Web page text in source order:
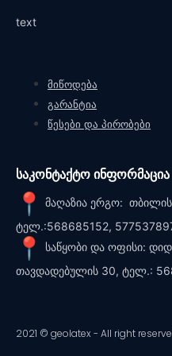
text
მიწოდება
გარანტია
წესები და პირობები
საკონტაქტო ინფორმაცია
მაღაზია ერგო:
ტელ.:568685152,
საწყობი და ოფისი:
თავდადებულის 30, ტელ.:
2021 © geolatex - All right